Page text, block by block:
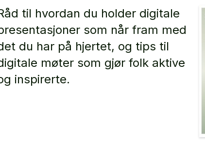
til hvordan du holder digitale
som når fram med
du har på hjertet, og tips til
møter som gjør folk aktive
inspirerte.